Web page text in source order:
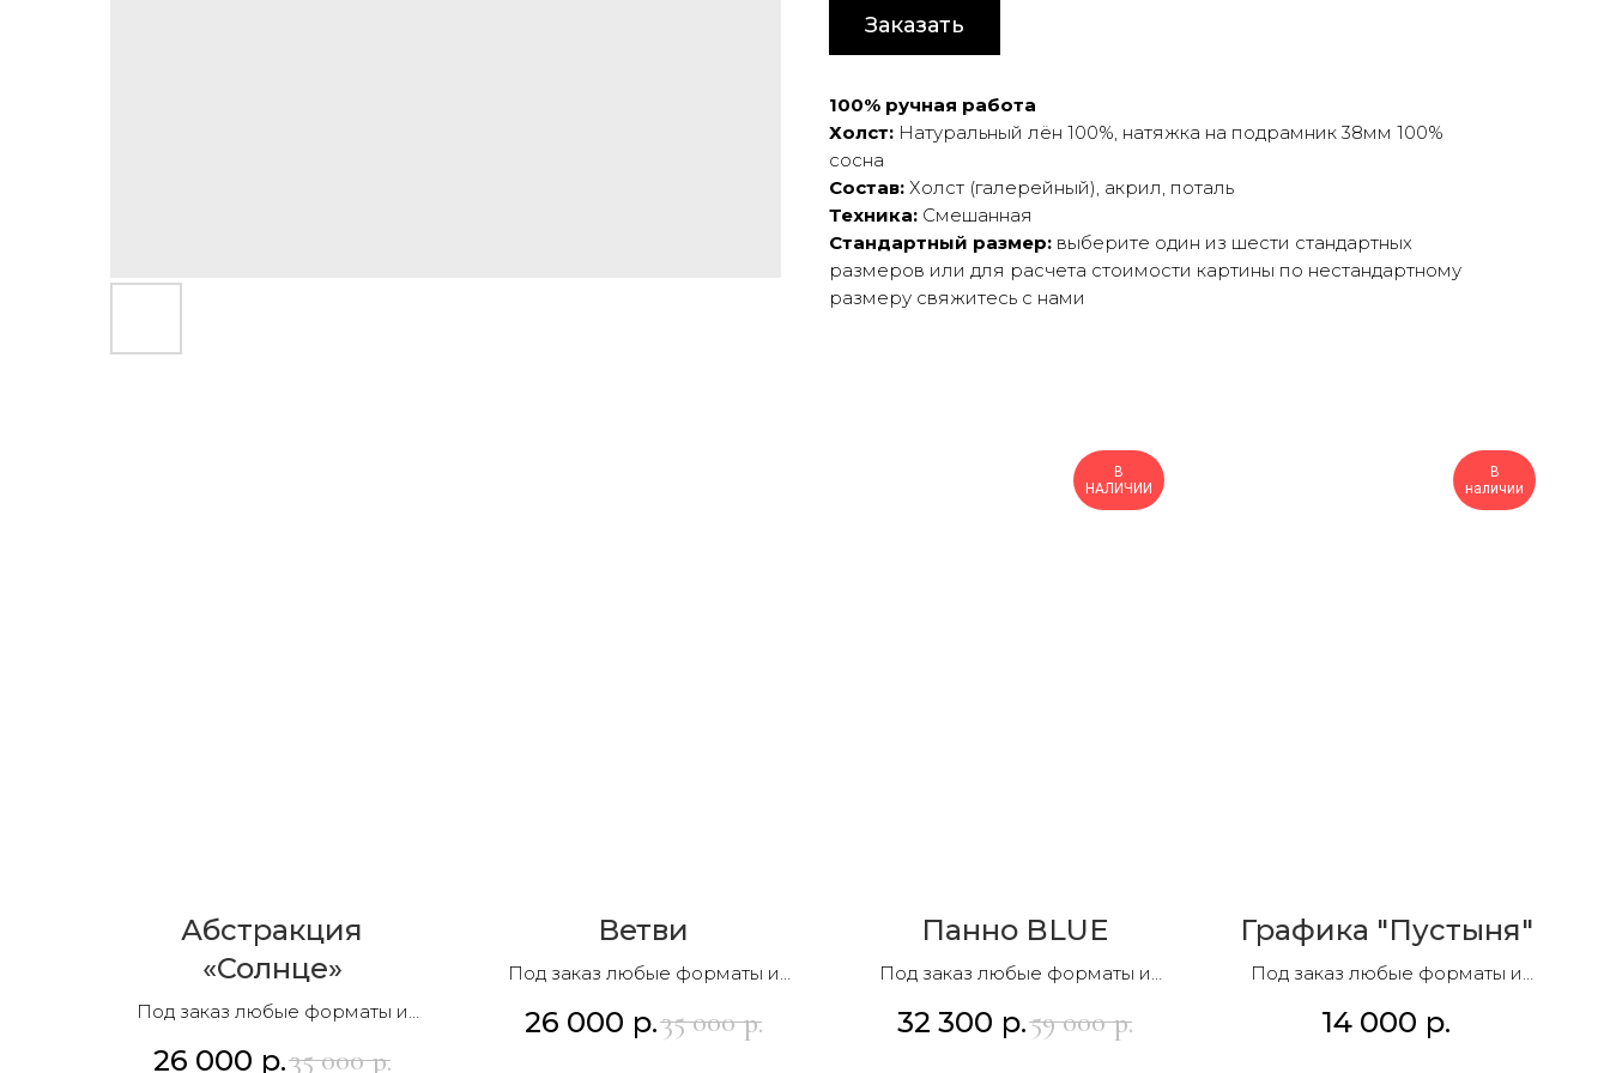
Заказать
100% ручная работа
Холст: Натуральный лён 100%, натяжка на подрамник 38мм 100%
сосна
Состав: Холст (галерейный), акрил, поталь
Техника: Смешанная
Стандартный размер: выберите один из шести стандартных
размеров или для расчета стоимости картины по нестандартному
размеру свяжитесь с нами
Абстракция
«Солнце»
Под заказ любые форматы и
26 000 р.35 000 р.
Ветви
Под заказ любые форматы и
26 000 р.35 000 р.
В
НАЛИЧИИ
Панно BLUE
Под заказ любые форматы и
32 300 р.59 000 р.
В
наличии
Графика "Пустыня"
Под заказ любые форматы и
14 000 р.